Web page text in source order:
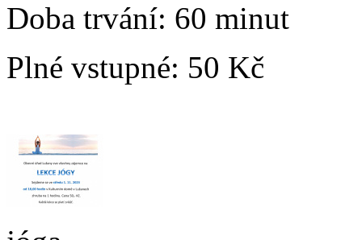
Doba trvání: 60 minut
Plné vstupné: 50 Kč